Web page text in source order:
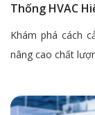
Thống HVAC
Khám phá cách
nâng cao chất